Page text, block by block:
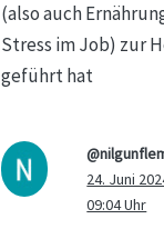
(also auch
Stress im Job) zur
geführt hat
24. Juni
09:04 Uhr